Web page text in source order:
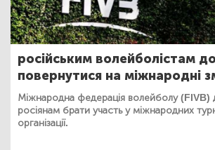
російським волейболістам
повернутися на міжнародні
Міжнародна федерація волейболу (FIVB)
росіянам брати участь у міжнародних
організації.